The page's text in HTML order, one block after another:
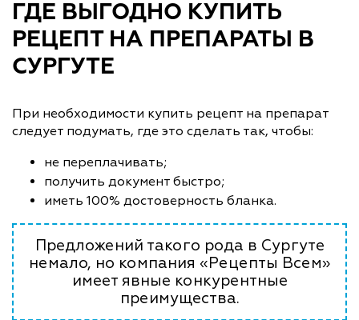
ГДЕ ВЫГОДНО КУПИТЬ
РЕЦЕПТ НА ПРЕПАРАТЫ В
СУРГУТЕ
При необходимости купить рецепт на препарат
следует подумать, где это сделать так, чтобы:
не переплачивать;
получить документ быстро;
иметь 100% достоверность бланка.
Предложений такого рода в Сургуте
немало, но компания «Рецепты Всем»
имеет явные конкурентные
преимущества.